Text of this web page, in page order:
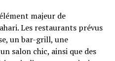
majeur de
Les restaurants prévus
un bar-grill, une
salon chic, ainsi que des